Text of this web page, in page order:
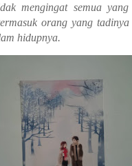
mengingat semua
orang yang
hidupnya.